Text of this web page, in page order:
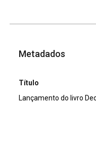
Metadados
Título
Lançamento do livro